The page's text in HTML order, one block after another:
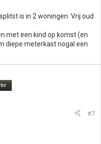
is in 2 woningen. Vrij oud
met een kind op komst (en
diepe meterkast nogal een
#7